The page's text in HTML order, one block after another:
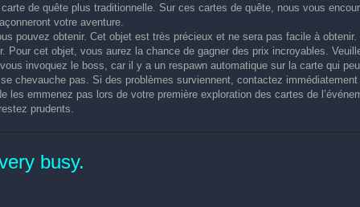
carte de quête plus traditionnelle. Sur ces cartes de quête, nous vous
votre aventure.
pouvez obtenir. Cet objet est très précieux et ne sera pas facile à
Pour cet objet, vous aurez la chance de gagner des prix incroyables.
invoquez le boss, car il y a un respawn automatique sur la carte qui
chevauche pas. Si des problèmes surviennent, contactez
emmenez pas lors de votre première exploration des cartes de
prudents.
busy.